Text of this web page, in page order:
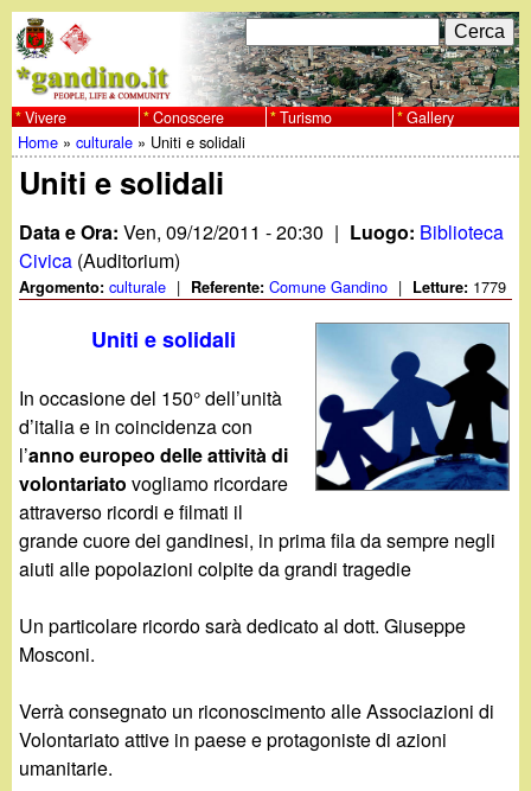
al
contenuto
principale
w
w
w
.
a
n
d
i
n
o
.
F
o
r
d
i
c
e
c
C
e
r
c
Vivere Conoscere Turismo Gallery
Tu
sei
qui
Home »culturale » Uniti e solidali
Uniti e solidali
Data e Ora:Ven, 09/12/2011 - 20:30 | Luogo: Biblioteca
Civica (Auditorium)
Argomento:culturale | Referente:Comune Gandino | Letture: 1779
Uniti e solidali
In occasione del 150° dell’unità
d’italia e in coincidenza con
l’anno europeo delle attività di
volontariato vogliamo ricordare
attraverso ricordi e filmati il
grande cuore dei gandinesi, in prima fila da sempre negli
aiuti alle popolazioni colpite da grandi tragedie
Un particolare ricordo sarà dedicato al dott. Giuseppe
Mosconi.
Verrà consegnato un riconoscimento alle Associazioni di
Volontariato attive in paese e protagoniste di azioni
umanitarie.